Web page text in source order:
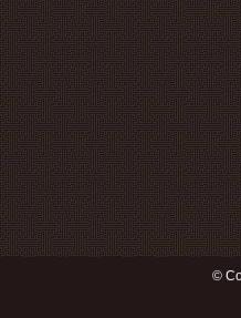
©